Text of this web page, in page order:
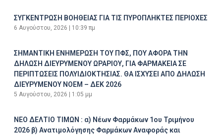
ΣΥΓΚΕΝΤΡΩΣΗ ΒΟΗΘΕΙΑΣ ΓΙΑ ΤΙΣ ΠΥΡΟΠΛΗΚΤΕΣ ΠΕΡΙΟΧΕΣ
6 Αυγούστου, 2026 10:39 πμ
ΣΗΜΑΝΤΙΚΗ ΕΝΗΜΕΡΩΣΗ ΤΟΥ ΠΦΣ, ΠΟΥ ΑΦΟΡΑ ΤΗΝ
ΔΗΛΩΣΗ ΔΙΕΥΡΥΜΕΝΟΥ ΩΡΑΡΙΟΥ, ΓΙΑ ΦΑΡΜΑΚΕΙΑ ΣΕ
ΠΕΡΙΠΤΩΣΕΙΣ ΠΟΛΥΙΔΙΟΚΤΗΣΙΑΣ. ΘΑ ΙΣΧΥΣΕΙ ΑΠΟ ΔΗΛΩΣΗ
ΔΙΕΥΡΥΜΕΝΟΥ ΝΟΕΜ – ΔΕΚ 2026
5 Αυγούστου, 2026 1:05 μμ
ΝΕΟ ΔΕΛΤΙΟ ΤΙΜΩΝ : α) Νέων Φαρμάκων 1ου Τριμήνου
2026 β) Ανατιμολόγησης Φαρμάκων Αναφοράς και